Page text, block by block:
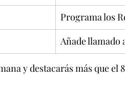
Programa los
Añade llamado
y destacarás más que el